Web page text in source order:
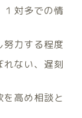
１対多での情
努力する程度
れない、遅刻
を高め相談と